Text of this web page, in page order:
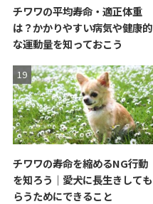
チワワの平均寿命・適正体重
は？かかりやすい病気や健康的
な運動量を知っておこう
チワワの寿命を縮めるNG行動
を知ろう｜愛犬に長生きしても
らうためにできること